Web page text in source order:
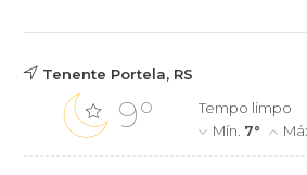
Tenente Portela, RS
9°
Tempo limpo
Mín. 7°